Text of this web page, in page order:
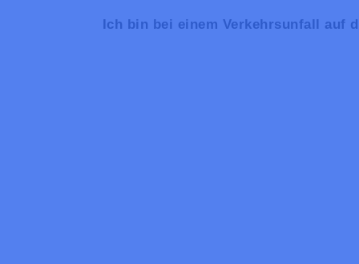
Ich bin bei einem Verkehrsunfall auf